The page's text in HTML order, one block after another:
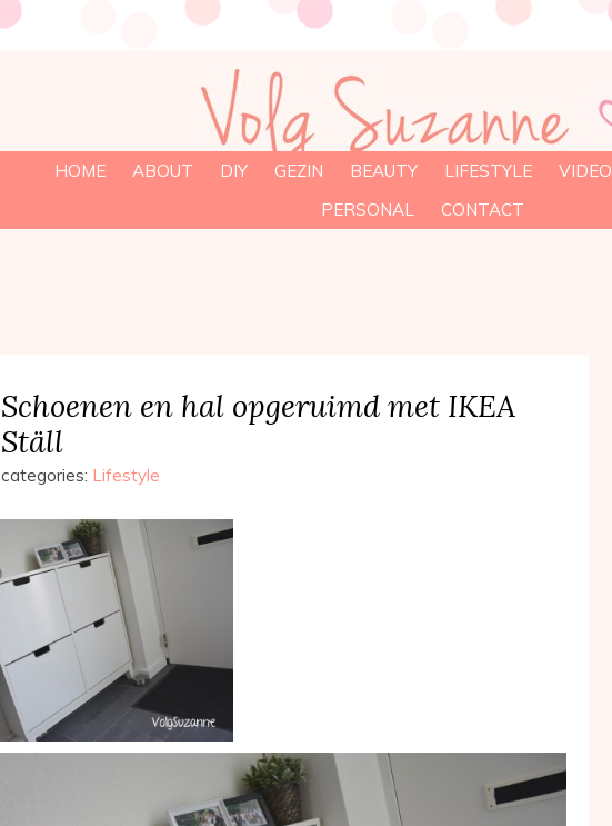
HOME ABOUT DIY GEZIN BEAUTY LIFESTYLE VIDEO
PERSONAL
CONTACT
Schoenen en hal opgeruimd met IKEA
Ställ
categories: Lifestyle